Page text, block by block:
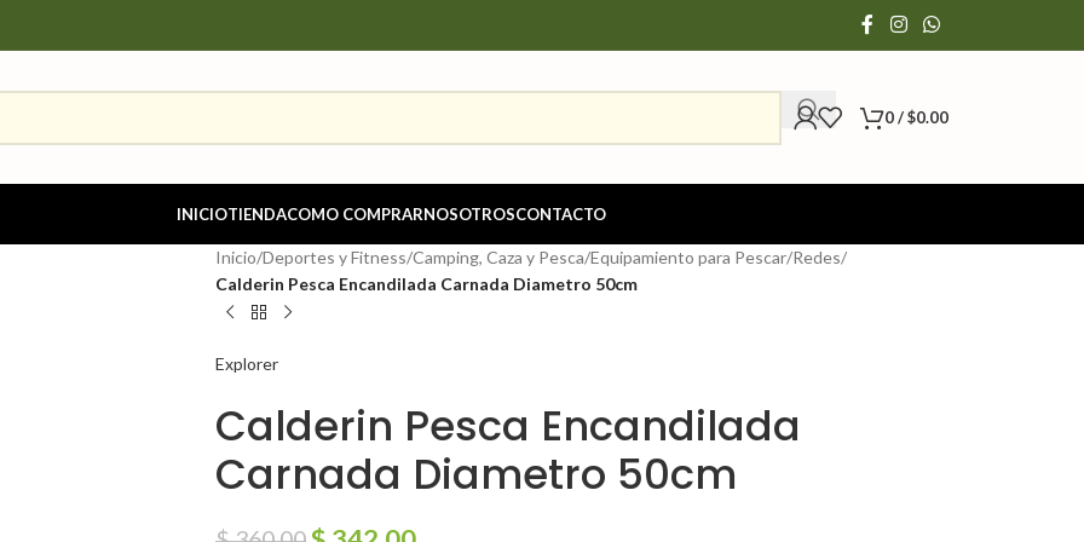
0/$0.00
INICIOTIENDACOMO COMPRARNOSOTROSCONTACTO
Inicio/Deportes y Fitness/Camping, Caza y Pesca/Equipamiento para Pescar/Redes/
Calderin Pesca Encandilada Carnada Diametro 50cm
Explorer
Calderin Pesca Encandilada
Carnada Diametro 50cm